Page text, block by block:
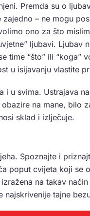
Premda su o
– ne mogu
ono za što
ljubavi. Ljubav
time “što” ili “koga”
u isijavanju vlastite
u svima. Ustrajava
na mane, bilo
sklad i izlječuje.
Spoznajte i
poput cvijeta koji se
na takav
najskrivenije tajne